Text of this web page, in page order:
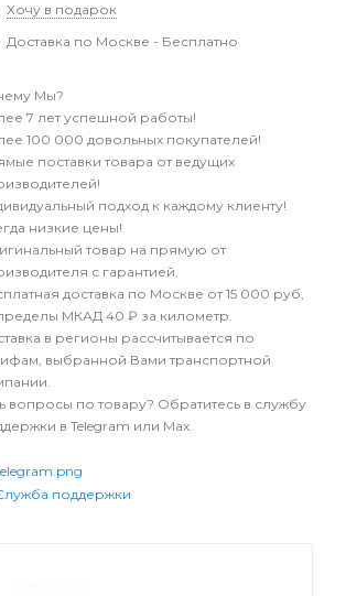
Хочу в подарок
Доставка по Москве - Бесплатно
Мы?
7 лет успешной работы!
100 000 довольных покупателей!
поставки товара от ведущих
подход к каждому клиенту!
низкие цены!
товар на прямую от
с гарантией.
доставка по Москве от 15 000 руб,
МКАД 40 ₽ за километр.
в регионы рассчитывается по
выбранной Вами транспортной
вопросы по товару? Обратитесь в службу
в Telegram или Max.